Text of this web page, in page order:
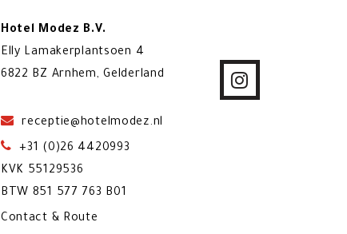
Hotel Modez B.V.
Elly Lamakerplantsoen 4
6822 BZ Arnhem, Gelderland
receptie@hotelmodez.nl
+31 (0)26 4420993
KVK 55129536
BTW 851 577 763 B01
Contact & Route